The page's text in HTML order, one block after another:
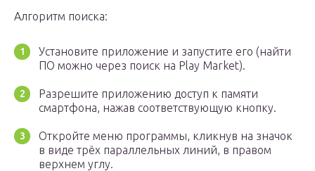
Алгоритм поиска:
Установите приложение и запустите его (найти
ПО можно через поиск на Play Market).
Разрешите приложению доступ к памяти
смартфона, нажав соответствующую кнопку.
Откройте меню программы, кликнув на значок
в виде трёх параллельных линий, в правом
верхнем углу.